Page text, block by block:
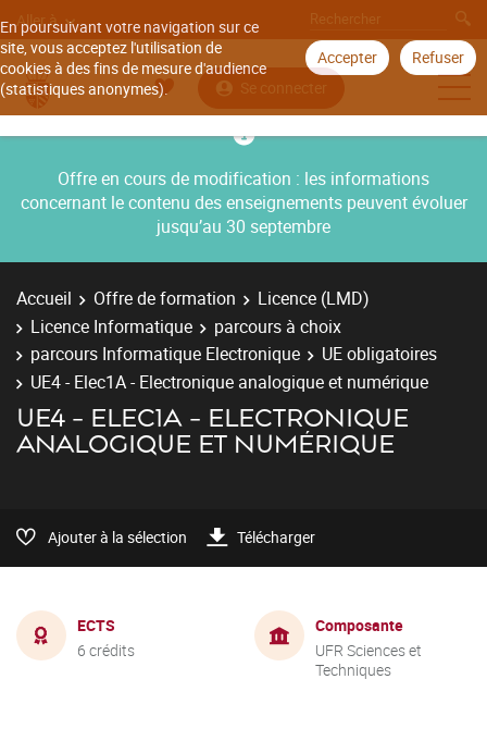
En poursuivant votre navigation sur ce
site, vous acceptez l'utilisation de
cookies à des fins de mesure d'audience
(statistiques anonymes).
Accepter Refuser
Aller à
Se connecter
Offre en cours de modification : les informations
concernant le contenu des enseignements peuvent évoluer
jusqu’au 30 septembre
Accueil Offre de formation
Licence (LMD)
Licence Informatique
parcours à choix
parcours Informatique Electronique
UE obligatoires
UE4 - Elec1A - Electronique analogique et numérique
UE4 - ELEC1A - ELECTRONIQUE
ANALOGIQUE ET NUMÉRIQUE
Ajouter à la sélection Télécharger
ECTS
6 crédits
Composante
UFR Sciences et
Techniques